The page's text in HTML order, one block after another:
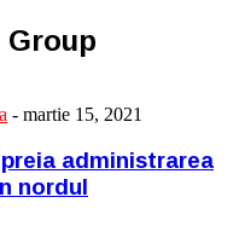
Group
- martie 15, 2021
administrarea
nordul